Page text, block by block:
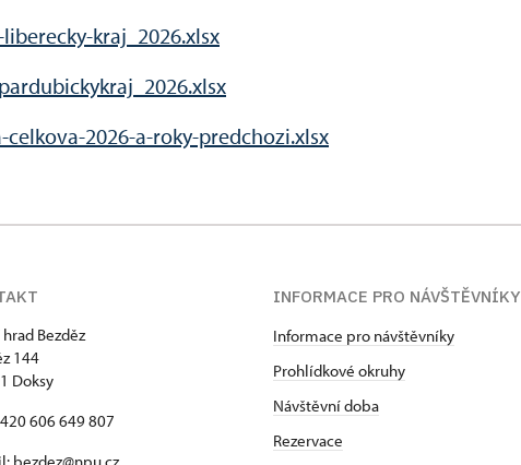
kraj_2026.xlsx
2026-a-roky-predchozi.xlsx
Bezděz
144
Doksy
606 649 807
INFORMACE PRO NÁVŠTĚVNÍKY
Informace pro návštěvníky
Prohlídkové okruhy
Návštěvní doba
Rezervace